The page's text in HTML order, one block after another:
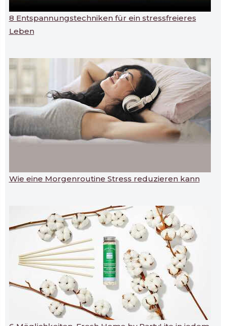
8 Entspannungstechniken für ein stressfreieres
Leben
Wie eine Morgenroutine Stress reduzieren kann